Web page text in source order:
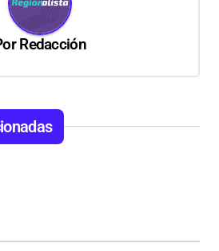
Redacción